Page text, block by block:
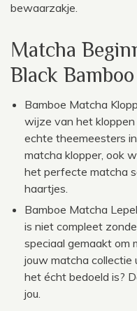
bewaarzakje.
Matcha
Black
Bamboe Matcha
wijze van het
echte theemeesters
matcha klopper, ook
het perfecte matcha
haartjes.
Bamboe Matcha
is niet compleet
speciaal gemaakt om
jouw matcha collectie
het écht bedoeld is?
jou.